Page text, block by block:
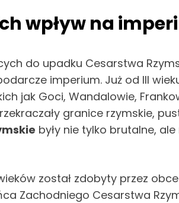
wpływ na
do upadku Cesarstwa
imperium. Już od III
jak Goci, Wandalowie,
granice rzymskie,
były nie tylko brutalne,
został zdobyty przez
Zachodniego Cesarstwa